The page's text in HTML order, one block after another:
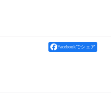
Facebookでシェア